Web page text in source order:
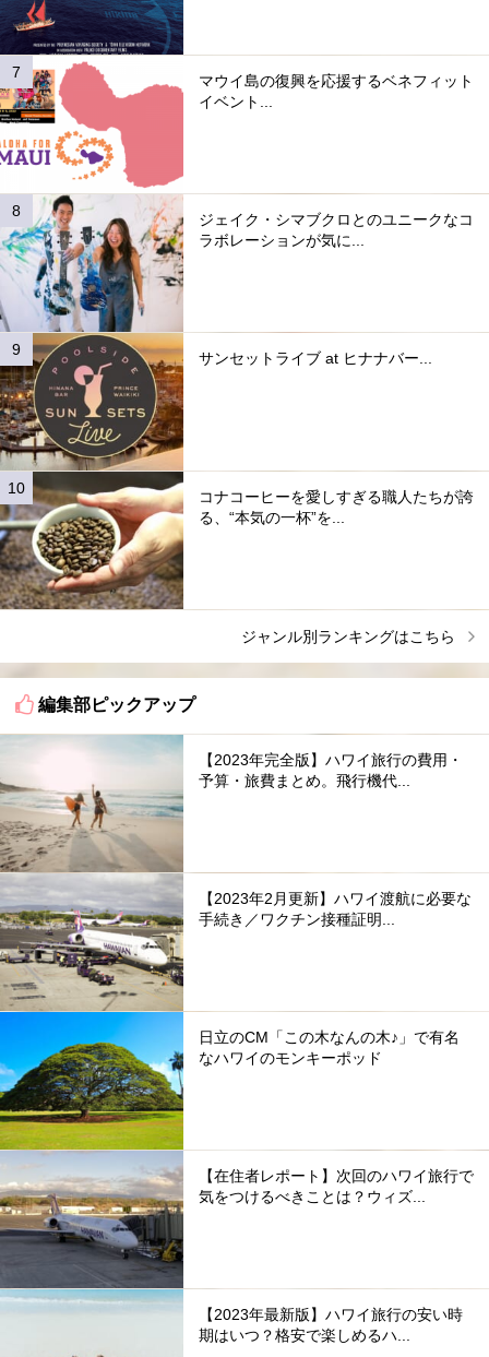
マウイ島の復興を応援するベネフィット
イベント...
ジェイク・シマブクロとのユニークなコ
ラボレーションが気に...
サンセットライブ at ヒナナバー...
コナコーヒーを愛しすぎる職人たちが誇
る、“本気の一杯”を...
ジャンル別ランキングはこちら
編集部ピックアップ
【2023年完全版】ハワイ旅行の費用・
予算・旅費まとめ。飛行機代...
【2023年2月更新】ハワイ渡航に必要な
手続き／ワクチン接種証明...
日立のCM「この木なんの木♪」で有名
なハワイのモンキーポッド
【在住者レポート】次回のハワイ旅行で
気をつけるべきことは？ウィズ...
【2023年最新版】ハワイ旅行の安い時
期はいつ？格安で楽しめるハ...